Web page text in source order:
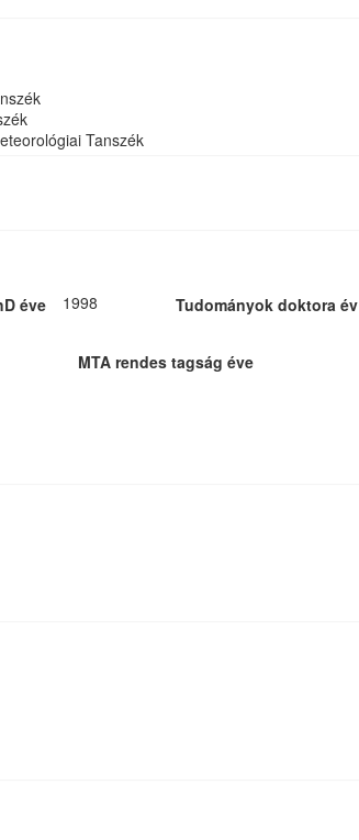
Tanszék
éve 1998
Tudományok doktora év
MTA rendes tagság éve